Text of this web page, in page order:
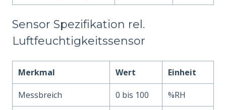
Sensor Spezifikation rel.
Luftfeuchtigkeitssensor
Merkmal Wert Einheit
Messbreich 0 bis 100 %RH